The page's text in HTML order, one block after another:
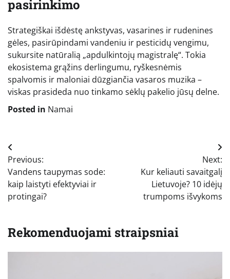
pasirinkimo
Strategiškai išdėstę ankstyvas, vasarines ir rudenines
gėles, pasirūpindami vandeniu ir pesticidų vengimu,
sukursite natūralią „apdulkintojų magistralę“. Tokia
ekosistema grąžins derlingumu, ryškesnėmis
spalvomis ir maloniai dūzgiančia vasaros muzika –
viskas prasideda nuo tinkamo sėklų pakelio jūsų delne.
Posted in Namai
Navigacija
tarp
įrašų
Previous:
Vandens taupymas sode:
kaip laistyti efektyviai ir
protingai?
Next:
Kur keliauti savaitgalį
Lietuvoje? 10 idėjų
trumpoms išvykoms
Rekomenduojami straipsniai